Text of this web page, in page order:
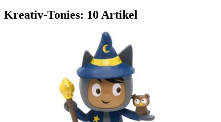
Kreativ-Tonies: 10 Artikel